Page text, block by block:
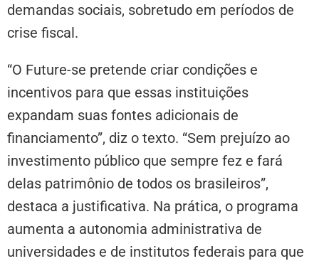
demandas sociais, sobretudo em períodos de
crise fiscal.
“O Future-se pretende criar condições e
incentivos para que essas instituições
expandam suas fontes adicionais de
financiamento”, diz o texto. “Sem prejuízo ao
investimento público que sempre fez e fará
delas patrimônio de todos os brasileiros”,
destaca a justificativa. Na prática, o programa
aumenta a autonomia administrativa de
universidades e de institutos federais para que